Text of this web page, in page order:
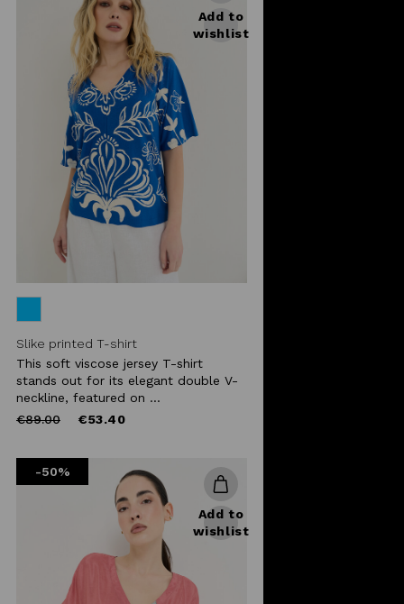
Add to
wishlist
Slike printed T-shirt
This soft viscose jersey T-shirt
stands out for its elegant double V-
neckline, featured on ...
Price
€89.00to €53.40
-50%
Add to
wishlist